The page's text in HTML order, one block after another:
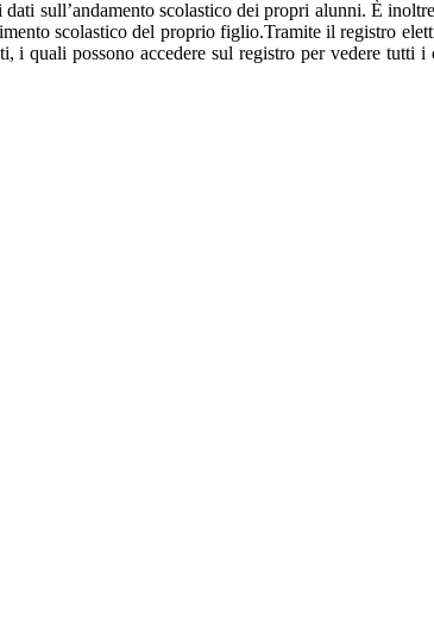
sull’andamento scolastico dei propri alunni. È
scolastico del proprio figlio.Tramite il registro
quali possono accedere sul registro per vedere tutti